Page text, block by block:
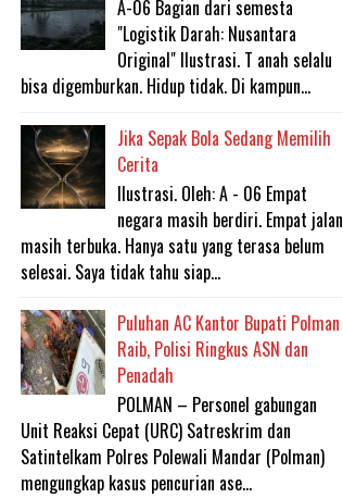
A-06 Bagian dari semesta
"Logistik Darah: Nusantara
Original" Ilustrasi. T anah selalu
bisa digemburkan. Hidup tidak. Di kampun...
Jika Sepak Bola Sedang Memilih
Cerita
Ilustrasi. Oleh: A - 06 Empat
negara masih berdiri. Empat jalan
masih terbuka. Hanya satu yang terasa belum
selesai. Saya tidak tahu siap...
Puluhan AC Kantor Bupati Polman
Raib, Polisi Ringkus ASN dan
Penadah
POLMAN – Personel gabungan
Unit Reaksi Cepat (URC) Satreskrim dan
Satintelkam Polres Polewali Mandar (Polman)
mengungkap kasus pencurian ase...